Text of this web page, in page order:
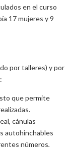
en el curso
17 mujeres y 9
por talleres) y por
que permite
cánulas
autohinchables
números,